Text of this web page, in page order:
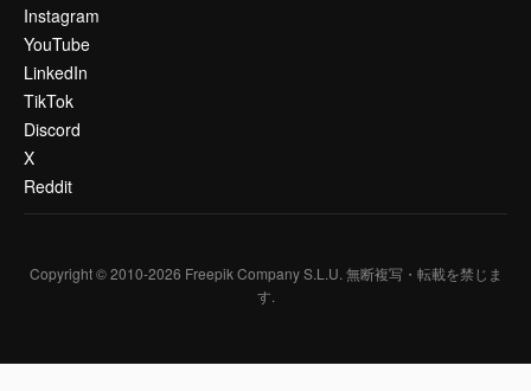
Instagram
YouTube
LinkedIn
TikTok
Discord
X
Reddit
Copyright © 2010-2026 Freepik Company S.L.U. 無断複写・転載を禁じま
す.